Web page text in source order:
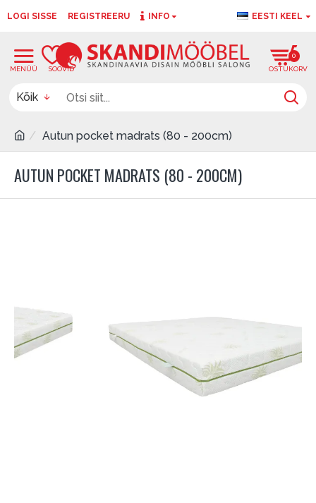
LOGI SISSE REGISTREERU INFO EESTI KEEL
0
Kõik
Autun pocket madrats (80 - 200cm)
AUTUN POCKET MADRATS (80 - 200CM)